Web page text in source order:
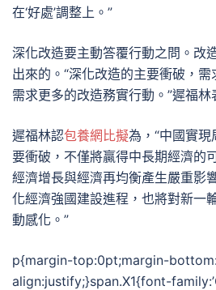
在‘好處’調整上。”
深化改造要主動答覆行動之問。改
出來的。“深化改造的主要衝破，需
需求更多的改造務實行動。”遲福林
遲福林認包養網比擬為，“中國實
要衝破，不僅將贏得中長期經濟的
經濟增長與經濟再均衡產生嚴重影
化經濟強國建設進程，也將對新一
動感化。”
p{margin-top:0pt;margin-
align:justify;}span.X1{font-